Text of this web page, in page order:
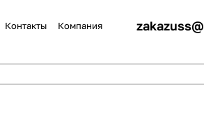
Контакты Компания zakazuss@